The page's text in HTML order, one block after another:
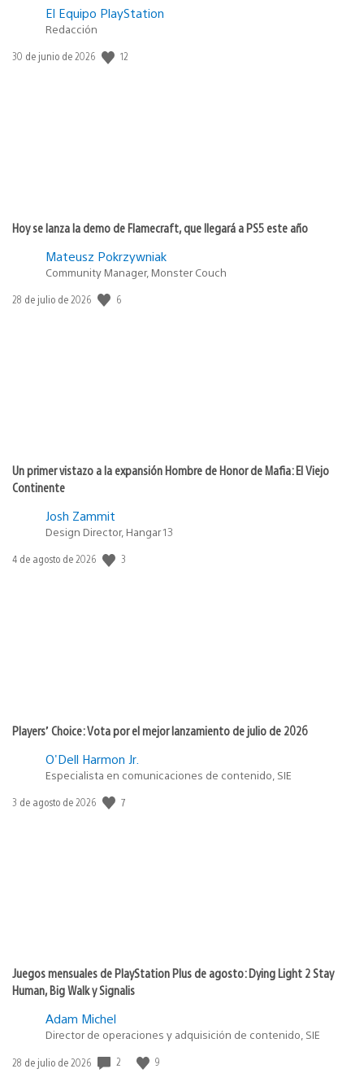
El Equipo PlayStation
Redacción
Fecha
30 de junio de 2026 12
Hoy se lanza la demo de Flamecraft, que llegará a PS5 este año
Mateusz Pokrzywniak
Community Manager, Monster Couch
Fecha
28 de julio de 2026 6
Un primer vistazo a la expansión Hombre de Honor de Mafia: El Viejo
Continente
Josh Zammit
Design Director, Hangar 13
Fecha
4 de agosto de 2026 3
Players’ Choice: Vota por el mejor lanzamiento de julio de 2026
O'Dell Harmon Jr.
Especialista en comunicaciones de contenido, SIE
Fecha
3 de agosto de 2026 7
Juegos mensuales de PlayStation Plus de agosto: Dying Light 2 Stay
Human, Big Walk y Signalis
Adam Michel
Director de operaciones y adquisición de contenido, SIE
Fecha
28 de julio de 2026 2 9